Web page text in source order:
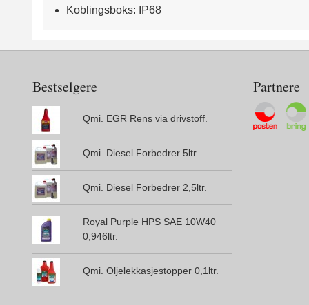
Koblingsboks: IP68
Bestselgere
Qmi. EGR Rens via drivstoff.
Qmi. Diesel Forbedrer 5ltr.
Qmi. Diesel Forbedrer 2,5ltr.
Royal Purple HPS SAE 10W40
0,946ltr.
Qmi. Oljelekkasjestopper 0,1ltr.
Partnere